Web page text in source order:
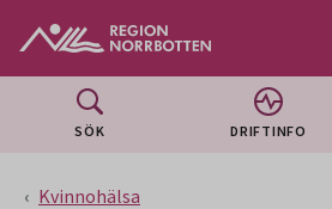
SÖK DRIFTINFO
Kvinnohälsa